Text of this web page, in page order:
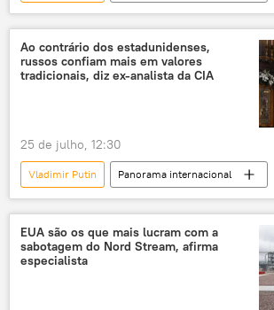
Rússia
São Petersburgo
Brasil
Marinha
Defesa
Ao contrário dos estadunidenses,
russos confiam mais em valores
tradicionais, diz ex-analista da CIA
25 de julho, 12:30
Vladimir Putin
Panorama internacional
Rússia
Américas
Larry Johnson
Estados Unidos
Europa Ocidental
Federação da Rússia
YouTube
EUA são os que mais lucram com a
sabotagem do Nord Stream, afirma
especialista